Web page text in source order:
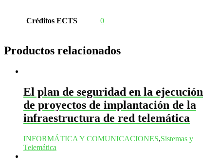
Créditos ECTS 0
Productos relacionados
El plan de seguridad en la ejecución
de proyectos de implantación de la
infraestructura de red telemática
INFORMÁTICA Y COMUNICACIONES,Sistemas y
Telemática